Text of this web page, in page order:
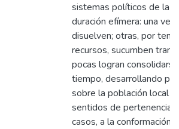
sistemas políticos de la
duración efímera: una
disuelven; otras, por
recursos, sucumben
pocas logran
tiempo, desarrollando
sobre la población local
sentidos de pertenencia
casos, a la conformación